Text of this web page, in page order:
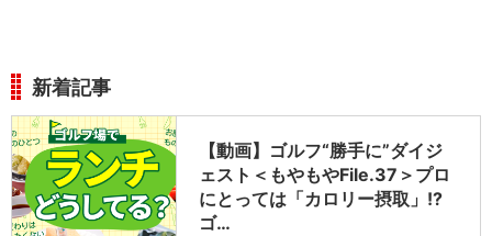
新着記事
【動画】ゴルフ“勝手に”ダイジ
ェスト＜もやもやFile.37＞プロ
にとっては「カロリー摂取」!?
ゴ…